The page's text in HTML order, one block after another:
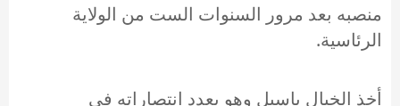
منصبه بعد مرور السنوات الست من الولاية
الرئاسية.
أخذ الخيال باسيل وهو يعدد انتصاراته في